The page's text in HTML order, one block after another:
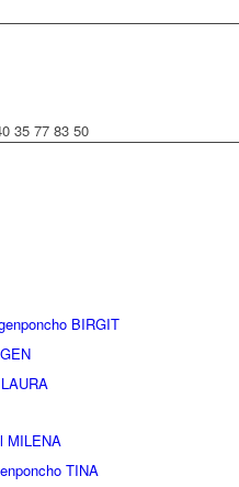
35 77 83 50
BIRGIT
MILENA
TINA